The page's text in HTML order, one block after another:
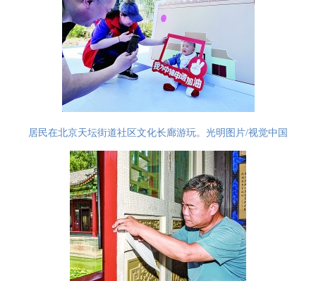
居民在北京天坛街道社区文化长廊游玩。光明图片/视觉中国